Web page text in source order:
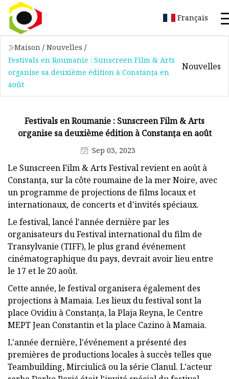
Français
Maison / Nouvelles /
Festivals en Roumanie : Sunscreen Film & Arts
organise sa deuxième édition à Constanța en
août
Nouvelles
Festivals en Roumanie : Sunscreen Film & Arts
organise sa deuxième édition à Constanța en août
Sep 03, 2023
Le Sunscreen Film & Arts Festival revient en août à
Constanța, sur la côte roumaine de la mer Noire, avec
un programme de projections de films locaux et
internationaux, de concerts et d'invités spéciaux.
Le festival, lancé l'année dernière par les
organisateurs du Festival international du film de
Transylvanie (TIFF), le plus grand événement
cinématographique du pays, devrait avoir lieu entre
le 17 et le 20 août.
Cette année, le festival organisera également des
projections à Mamaia. Les lieux du festival sont la
place Ovidiu à Constanța, la Plaja Reyna, le Centre
MEPT Jean Constantin et la place Cazino à Mamaia.
L'année dernière, l'événement a présenté des
premières de productions locales à succès telles que
Teambuilding, Mirciulică ou la série Clanul. L'acteur